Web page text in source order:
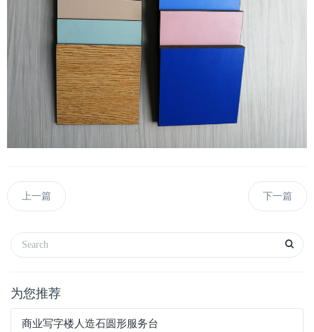
上一篇 下一篇
为您推荐
商业写字楼人造石圆形服务台